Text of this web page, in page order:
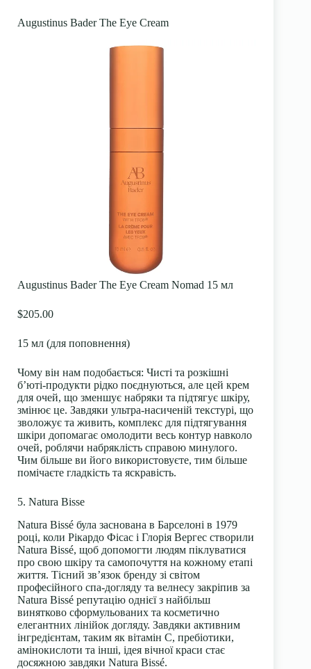
Augustinus Bader The Eye Cream
Augustinus Bader The Eye Cream Nomad 15 мл
$205.00
15 мл (для поповнення)
Чому він нам подобається: Чисті та розкішні
б’юті-продукти рідко поєднуються, але цей крем
для очей, що зменшує набряки та підтягує шкіру,
змінює це. Завдяки ультра-насиченій текстурі, що
зволожує та живить, комплекс для підтягування
шкіри допомагає омолодити весь контур навколо
очей, роблячи набряклість справою минулого.
Чим більше ви його використовуєте, тим більше
помічаєте гладкість та яскравість.
5. Natura Bisse
Natura Bissé була заснована в Барселоні в 1979
році, коли Рікардо Фісас і Глорія Вергес створили
Natura Bissé, щоб допомогти людям піклуватися
про свою шкіру та самопочуття на кожному етапі
життя. Тісний зв’язок бренду зі світом
професійного спа-догляду та велнесу закріпив за
Natura Bissé репутацію однієї з найбільш
винятково сформульованих та косметично
елегантних лінійок догляду. Завдяки активним
інгредієнтам, таким як вітамін С, пребіотики,
амінокислоти та інші, ідея вічної краси стає
досяжною завдяки Natura Bissé.